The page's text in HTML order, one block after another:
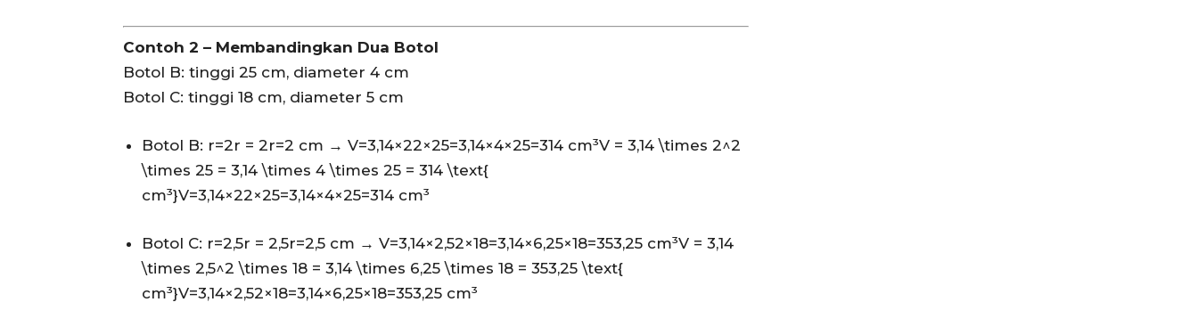
Contoh 2 – Membandingkan Dua Botol
Botol B: tinggi 25 cm, diameter 4 cm
Botol C: tinggi 18 cm, diameter 5 cm
Botol B: r=2r = 2r=2 cm → V=3,14×22×25=3,14×4×25=314 cm³V = 3,14 \times 2^2
\times 25 = 3,14 \times 4 \times 25 = 314 \text{
cm³}V=3,14×22×25=3,14×4×25=314 cm³
Botol C: r=2,5r = 2,5r=2,5 cm → V=3,14×2,52×18=3,14×6,25×18=353,25 cm³V = 3,14
\times 2,5^2 \times 18 = 3,14 \times 6,25 \times 18 = 353,25 \text{
cm³}V=3,14×2,52×18=3,14×6,25×18=353,25 cm³